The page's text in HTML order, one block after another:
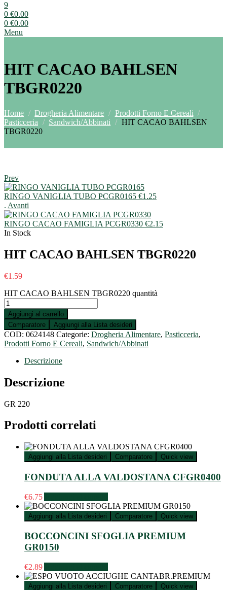
9
0 €0.00
0 €0.00
Menu
HIT CACAO BAHLSEN
TBGR0220
Home / Drogheria Alimentare / Prodotti Forno E Cereali /
Pasticceria / Sandwich/Abbinati / HIT CACAO BAHLSEN
TBGR0220
Prev
RINGO VANIGLIA TUBO PCGR0165 €1.25
. Avanti
RINGO CACAO FAMIGLIA PCGR0330 €2.15
In Stock
HIT CACAO BAHLSEN TBGR0220
€1.59
HIT CACAO BAHLSEN TBGR0220 quantità
Aggiungi al carrello
Comparatore
Aggiungi alla Lista desideri
COD: 0624148 Categorie: Drogheria Alimentare, Pasticceria,
Prodotti Forno E Cereali, Sandwich/Abbinati
Descrizione
Descrizione
GR 220
Prodotti correlati
Aggiungi alla Lista desideri Comparatore Quick view
FONDUTA ALLA VALDOSTANA CFGR0400
€6.75
Aggiungi alla Lista desideri Comparatore Quick view
BOCCONCINI SFOGLIA PREMIUM
GR0150
€2.89
Aggiungi alla Lista desideri Comparatore Quick view